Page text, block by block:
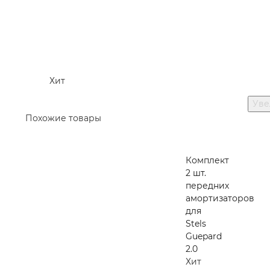
Хит
Похожие товары
Комплект
2 шт.
передних
амортизаторов
для
Stels
Guepard
2.0
Хит